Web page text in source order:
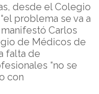
desde el Colegio
problema se va a
Carlos
de Médicos de
falta de
“no se
con